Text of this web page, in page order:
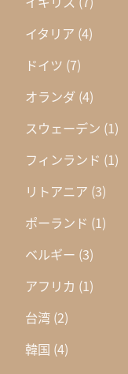
イタリア (4)
ドイツ (7)
オランダ (4)
スウェーデン (1)
フィンランド (1)
リトアニア (3)
ポーランド (1)
ベルギー (3)
アフリカ (1)
台湾 (2)
韓国 (4)